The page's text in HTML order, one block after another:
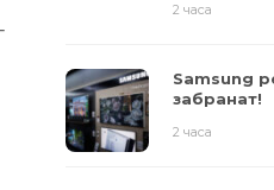
2 часа
Samsung
забранат!
2 часа